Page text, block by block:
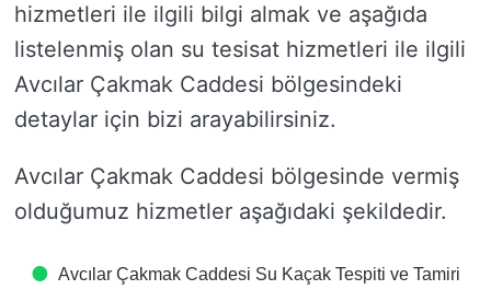
hizmetleri ile ilgili bilgi almak ve aşağıda
listelenmiş olan su tesisat hizmetleri ile ilgili
Avcılar Çakmak Caddesi bölgesindeki
detaylar için bizi arayabilirsiniz.
Avcılar Çakmak Caddesi bölgesinde vermiş
olduğumuz hizmetler aşağıdaki şekildedir.
Avcılar Çakmak Caddesi Su Kaçak Tespiti ve Tamiri